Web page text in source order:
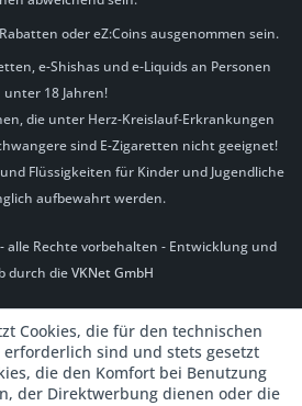
oder eZ:Coins ausgenommen sein.
e-Shishas und e-Liquids an Personen
unter 18 Jahren!
die unter Herz-Kreislauf-Erkrankungen
sind E-Zigaretten nicht geeignet!
Flüssigkeiten für Kinder und Jugendliche
aufbewahrt werden.
alle Rechte vorbehalten - Entwicklung und
durch dieVKNet GmbH
Cookies, die für den technischen
sind und stets gesetzt
die den Komfort bei Benutzung
der Direktwerbung dienen oder die